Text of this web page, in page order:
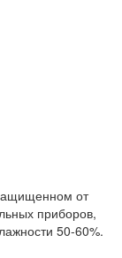
от
приборов,
50-60%.